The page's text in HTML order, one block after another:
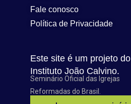
Fale conosco
Política de Privacidade
Este site é um projeto do
Instituto João Calvino.
Seminário Oficial das Igrejas
Reformadas do Brasil.